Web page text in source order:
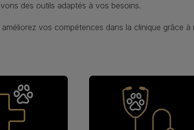
des outils adaptés à vos besoins.
vos compétences dans la clinique grâce